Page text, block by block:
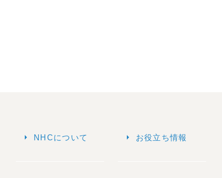
arrow_right NHCについて arrow_right お役立ち情報